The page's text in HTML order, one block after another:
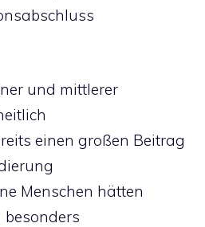
und mittlerer
einen großen Beitrag
Menschen hätten